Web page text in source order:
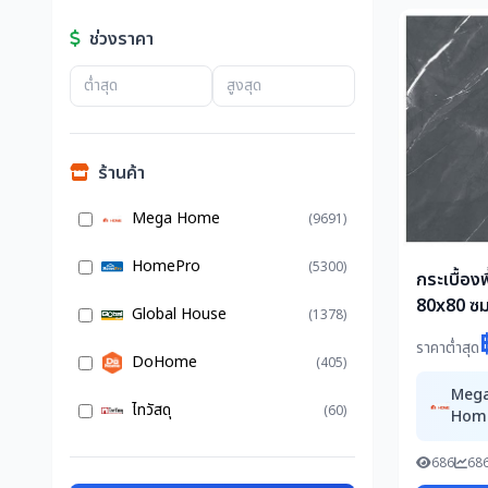
ช่วงราคา
ร้านค้า
Mega Home (9691)
HomePro (5300)
Global House (1378)
DoHome (405)
ไทวัสดุ (60)
กระเบื้อ
80x80 ซ
A 1.92
ราคาต่ำสุด
686